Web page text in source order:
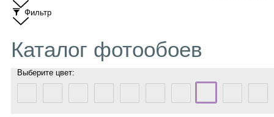
Фильтр
Каталог фотообоев
Выберите цвет: